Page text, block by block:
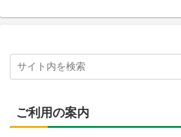
ご利用の案内